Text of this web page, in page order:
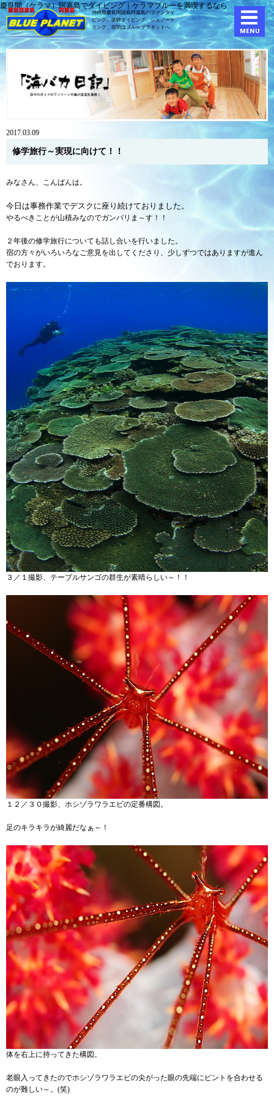
慶良間（ケラマ）阿嘉島でダイビング｜ケラマブルーを満喫するなら
沖縄県慶良間諸島阿嘉島のファンダイ
ビング、体験ダイビング、シュノーケ
リング、宿泊はブループラネットへ
2017.03.09
修学旅行～実現に向けて！！
みなさん、こんばんは。
今日は事務作業でデスクに座り続けておりました。
やるべきことが山積みなのでガンバリま～す！！
２年後の修学旅行についても話し合いを行いました。
宿の方々がいろいろなご意見を出してくださり、少しずつではありますが進ん
でおります。
３／１撮影、テーブルサンゴの群生が素晴らしい～！！
１２／３０撮影、ホシゾラワラエビの定番構図。
足のキラキラが綺麗だなぁ～！
体を右上に持ってきた構図。
老眼入ってきたのでホシゾラワラエビの尖がった眼の先端にピントを合わせる
のが難しい～。(笑)